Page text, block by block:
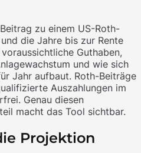
zu einem US-Roth-
die Jahre bis zur Rente
Guthaben,
und wie sich
Jahr aufbaut. Roth-Beiträge
Auszahlungen im
Genau diesen
macht das Tool sichtbar.
Projektion